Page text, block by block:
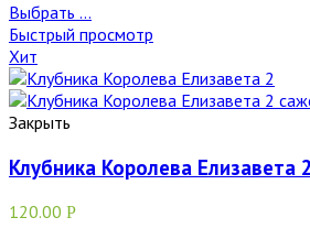
Выбрать ...
Быстрый просмотр
Хит
Закрыть
Клубника Королева Елизавета 2
120.00 Р